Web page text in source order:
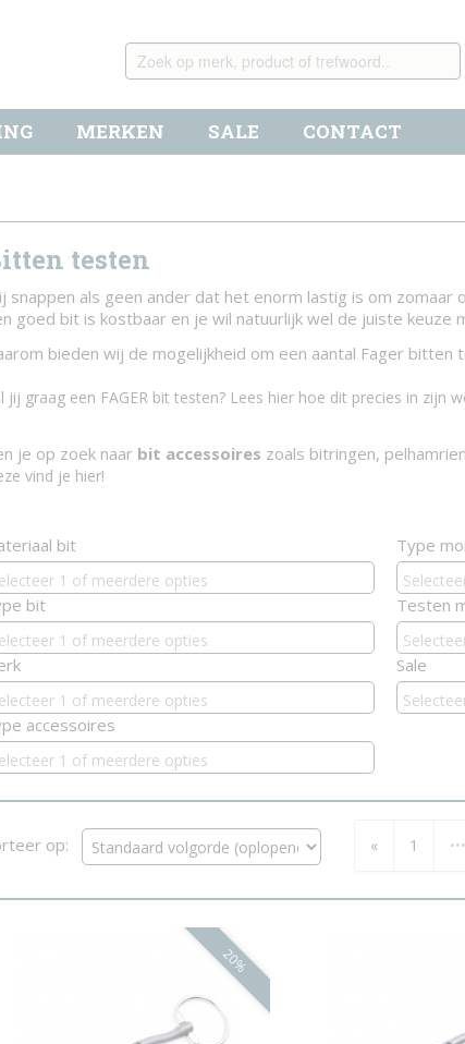
MERKEN SALE CONTACT
testen
snappen als geen ander dat het enorm lastig is om zomaar
goed bit is kostbaar en je wil natuurlijk wel de juiste keuze
bieden wij de mogelijkheid om een aantal Fager bitten
jij graag een FAGER bit testen? Lees hier hoe dit precies in zijn
je op zoek naar bit accessoires zoals bitringen,
vind je hier!
bit
1 of meerdere opties
Type
bit
1 of meerdere opties
Testen
1 of meerdere opties
Sale
accessoires
1 of meerdere opties
op: « 1 •••
20%